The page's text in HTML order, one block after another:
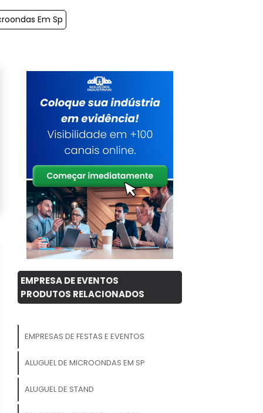
Em Sp
EMPRESA DE EVENTOS
PRODUTOS RELACIONADOS
EMPRESAS DE FESTAS E EVENTOS
ALUGUEL DE MICROONDAS EM SP
ALUGUEL DE STAND